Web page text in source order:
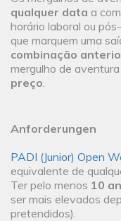
qualquer data a
horário laboral ou
que marquem uma
combinação
mergulho de aventura
preço.
Anforderungen
PADI (Junior) Open
equivalente de
Ter pelo menos 10
ser mais elevados
pretendidos).